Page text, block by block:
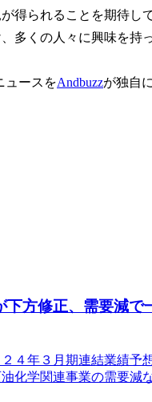
得られることを期待し
多くの人々に興味を持
ュースをAndbuzzが独自
方修正、需要減
４年３月期連結業績
化学関連事業の需要減